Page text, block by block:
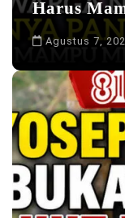
Harus
Agustus 7,